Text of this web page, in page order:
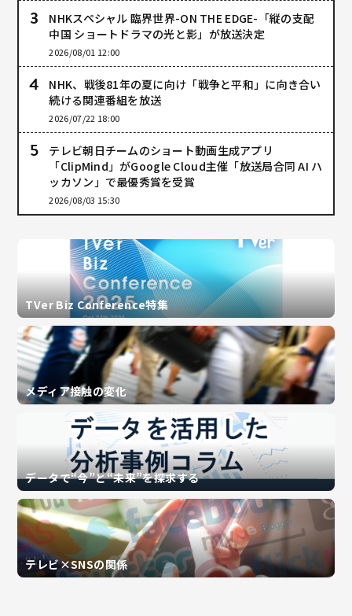
NHKスペシャル 臨界世界-ON THE EDGE-「縦の支配
中国 ショートドラマの光と影」が放送決定
2026/08/01 12:00
NHK、戦後81年の夏に向け「戦争と平和」に向き合い
続ける関連番組を放送
2026/07/22 18:00
テレビ朝日チームのショート動画生成アプリ
「ClipMind」がGoogle Cloud主催「放送局合同 AI ハ
ッカソン」で最優秀賞を受賞
2026/08/03 15:30
TVer Biz Conference特集
メディア接触の変化
データで“今”と“未来”を探求する
テレビ×SNSの関係